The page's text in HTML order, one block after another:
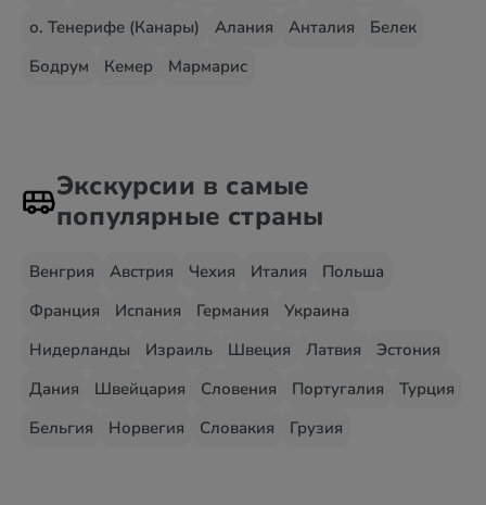
о. Тенерифе (Канары)
Алания Анталия
Белек
Бодрум
Кемер Мармарис
Экскурсии в самые
популярные страны
Венгрия Австрия Чехия Италия
Польша
Франция
Испания Германия
Украина
Нидерланды
Израиль Швеция Латвия
Эстония
Дания
Швейцария Словения Португалия
Турция
Бельгия
Норвегия Словакия Грузия